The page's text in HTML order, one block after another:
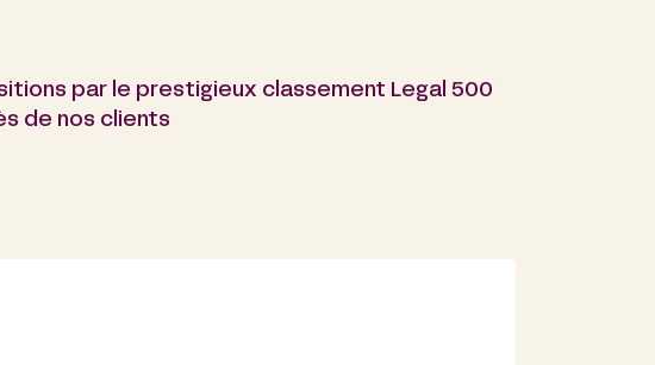
par le prestigieux classement Legal 500
de nos clients